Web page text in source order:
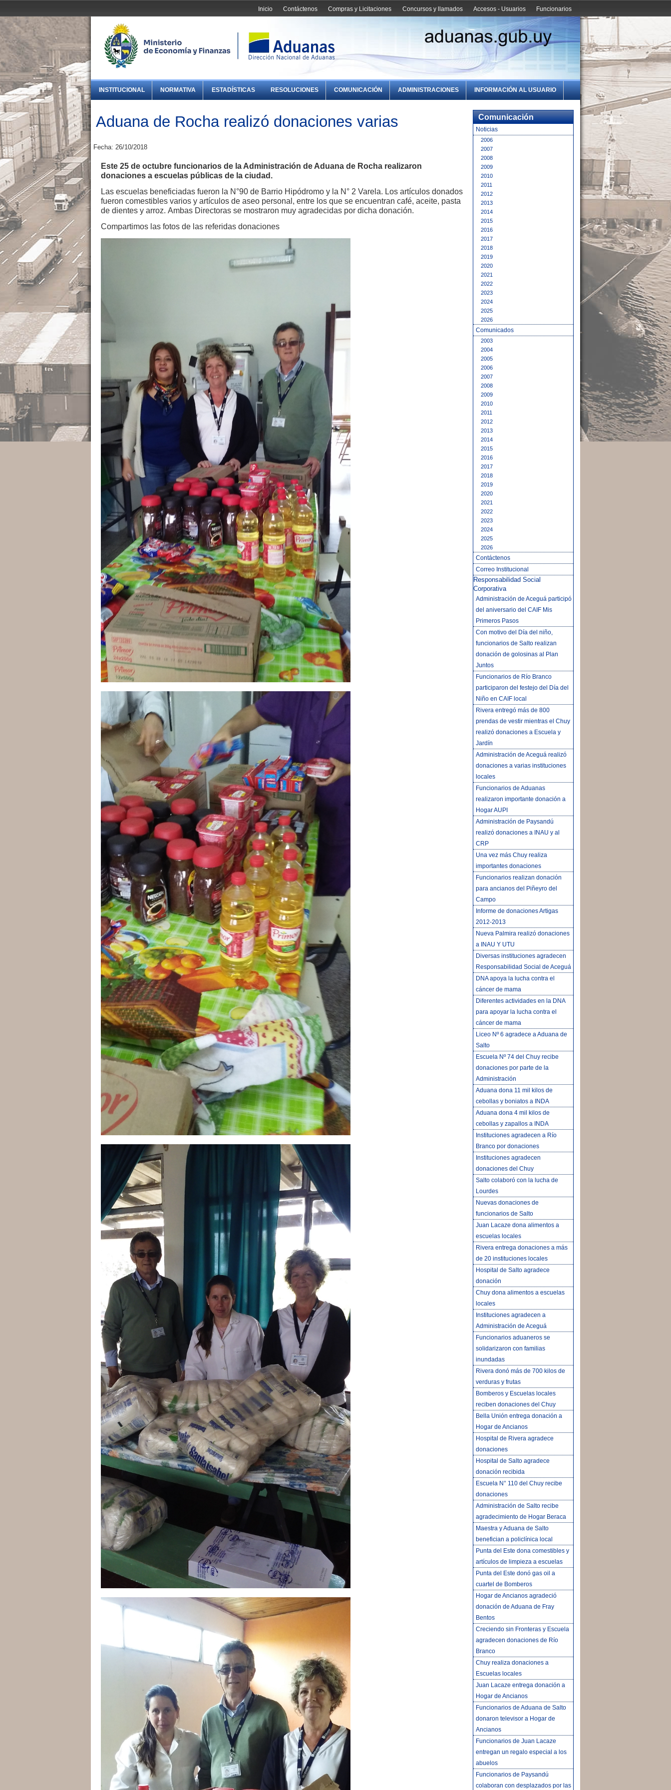
Funcionarios
Accesos - Usuarios
Concursos y llamados
Compras y Licitaciones
Contáctenos
Inicio
INSTITUCIONAL NORMATIVA ESTADÍSTICAS RESOLUCIONES COMUNICACIÓN ADMINISTRACIONES INFORMACIÓN AL USUARIO
Aduana de Rocha realizó donaciones varias
Fecha: 26/10/2018
Este 25 de octubre funcionarios de la Administración de Aduana de Rocha realizaron
donaciones a escuelas públicas de la ciudad.
Las escuelas beneficiadas fueron la N°90 de Barrio Hipódromo y la N° 2 Varela. Los artículos donados
fueron comestibles varios y artículos de aseo personal, entre los que se encuentran café, aceite, pasta
de dientes y arroz. Ambas Directoras se mostraron muy agradecidas por dicha donación.
Compartimos las fotos de las referidas donaciones
Comunicación
Noticias
2006
2007
2008
2009
2010
2011
2012
2013
2014
2015
2016
2017
2018
2019
2020
2021
2022
2023
2024
2025
2026
Comunicados
2003
2004
2005
2006
2007
2008
2009
2010
2011
2012
2013
2014
2015
2016
2017
2018
2019
2020
2021
2022
2023
2024
2025
2026
Contáctenos
Correo Institucional
Responsabilidad Social
Corporativa
Administración de Aceguá participó
del aniversario del CAIF Mis
Primeros Pasos
Con motivo del Día del niño,
funcionarios de Salto realizan
donación de golosinas al Plan
Juntos
Funcionarios de Río Branco
participaron del festejo del Día del
Niño en CAIF local
Rivera entregó más de 800
prendas de vestir mientras el Chuy
realizó donaciones a Escuela y
Jardín
Administración de Aceguá realizó
donaciones a varias instituciones
locales
Funcionarios de Aduanas
realizaron importante donación a
Hogar AUPI
Administración de Paysandú
realizó donaciones a INAU y al
CRP
Una vez más Chuy realiza
importantes donaciones
Funcionarios realizan donación
para ancianos del Piñeyro del
Campo
Informe de donaciones Artigas
2012-2013
Nueva Palmira realizó donaciones
a INAU Y UTU
Diversas instituciones agradecen
Responsabilidad Social de Aceguá
DNA apoya la lucha contra el
cáncer de mama
Diferentes actividades en la DNA
para apoyar la lucha contra el
cáncer de mama
Liceo Nº 6 agradece a Aduana de
Salto
Escuela Nº 74 del Chuy recibe
donaciones por parte de la
Administración
Aduana dona 11 mil kilos de
cebollas y boniatos a INDA
Aduana dona 4 mil kilos de
cebollas y zapallos a INDA
Instituciones agradecen a Río
Branco por donaciones
Instituciones agradecen
donaciones del Chuy
Salto colaboró con la lucha de
Lourdes
Nuevas donaciones de
funcionarios de Salto
Juan Lacaze dona alimentos a
escuelas locales
Rivera entrega donaciones a más
de 20 instituciones locales
Hospital de Salto agradece
donación
Chuy dona alimentos a escuelas
locales
Instituciones agradecen a
Administración de Aceguá
Funcionarios aduaneros se
solidarizaron con familias
inundadas
Rivera donó más de 700 kilos de
verduras y frutas
Bomberos y Escuelas locales
reciben donaciones del Chuy
Bella Unión entrega donación a
Hogar de Ancianos
Hospital de Rivera agradece
donaciones
Hospital de Salto agradece
donación recibida
Escuela N° 110 del Chuy recibe
donaciones
Administración de Salto recibe
agradecimiento de Hogar Beraca
Maestra y Aduana de Salto
benefician a policlínica local
Punta del Este dona comestibles y
artículos de limpieza a escuelas
Punta del Este donó gas oil a
cuartel de Bomberos
Hogar de Ancianos agradeció
donación de Aduana de Fray
Bentos
Creciendo sin Fronteras y Escuela
agradecen donaciones de Río
Branco
Chuy realiza donaciones a
Escuelas locales
Juan Lacaze entrega donación a
Hogar de Ancianos
Funcionarios de Aduana de Salto
donaron televisor a Hogar de
Ancianos
Funcionarios de Juan Lacaze
entregan un regalo especial a los
abuelos
Funcionarios de Paysandú
colaboran con desplazados por las